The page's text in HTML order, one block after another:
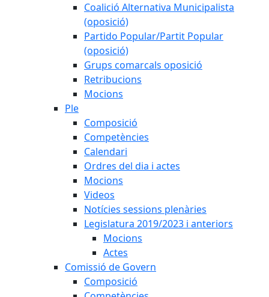
Coalició Alternativa Municipalista
(oposició)
Partido Popular/Partit Popular
(oposició)
Grups comarcals oposició
Retribucions
Mocions
Ple
Composició
Competències
Calendari
Ordres del dia i actes
Mocions
Videos
Notícies sessions plenàries
Legislatura 2019/2023 i anteriors
Mocions
Actes
Comissió de Govern
Composició